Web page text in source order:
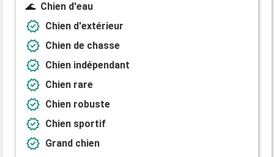
🌊 Chien d'eau
verified Chien d'extérieur
verified Chien de chasse
verified Chien indépendant
verified Chien rare
verified Chien robuste
verified Chien sportif
verified Grand chien